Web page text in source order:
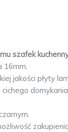
szafek
16mm,
jakości płyty